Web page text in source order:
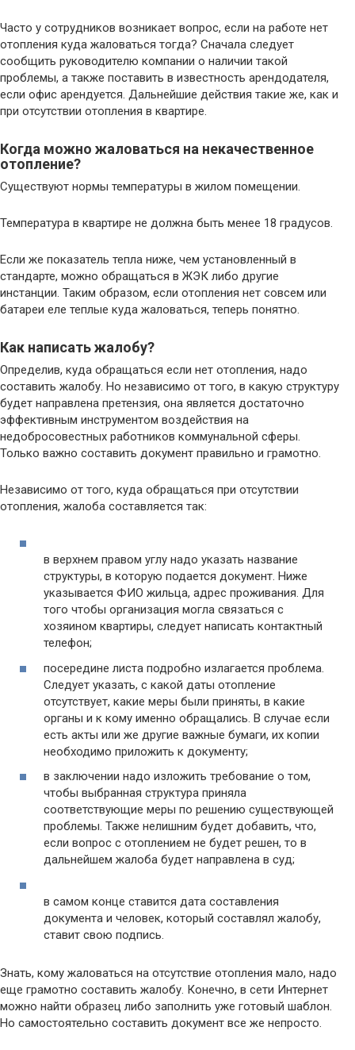
Часто у сотрудников возникает вопрос, если на работе нет
отопления куда жаловаться тогда? Сначала следует
сообщить руководителю компании о наличии такой
проблемы, а также поставить в известность арендодателя,
если офис арендуется. Дальнейшие действия такие же, как и
при отсутствии отопления в квартире.
Когда можно жаловаться на некачественное
отопление?
Существуют нормы температуры в жилом помещении.
Температура в квартире не должна быть менее 18 градусов.
Если же показатель тепла ниже, чем установленный в
стандарте, можно обращаться в ЖЭК либо другие
инстанции. Таким образом, если отопления нет совсем или
батареи еле теплые куда жаловаться, теперь понятно.
Как написать жалобу?
Определив, куда обращаться если нет отопления, надо
составить жалобу. Но независимо от того, в какую структуру
будет направлена претензия, она является достаточно
эффективным инструментом воздействия на
недобросовестных работников коммунальной сферы.
Только важно составить документ правильно и грамотно.
Независимо от того, куда обращаться при отсутствии
отопления, жалоба составляется так:
в верхнем правом углу надо указать название
структуры, в которую подается документ. Ниже
указывается ФИО жильца, адрес проживания. Для
того чтобы организация могла связаться с
хозяином квартиры, следует написать контактный
телефон;
посередине листа подробно излагается проблема.
Следует указать, с какой даты отопление
отсутствует, какие меры были приняты, в какие
органы и к кому именно обращались. В случае если
есть акты или же другие важные бумаги, их копии
необходимо приложить к документу;
в заключении надо изложить требование о том,
чтобы выбранная структура приняла
соответствующие меры по решению существующей
проблемы. Также нелишним будет добавить, что,
если вопрос с отоплением не будет решен, то в
дальнейшем жалоба будет направлена в суд;
в самом конце ставится дата составления
документа и человек, который составлял жалобу,
ставит свою подпись.
Знать, кому жаловаться на отсутствие отопления мало, надо
еще грамотно составить жалобу. Конечно, в сети Интернет
можно найти образец либо заполнить уже готовый шаблон.
Но самостоятельно составить документ все же непросто.